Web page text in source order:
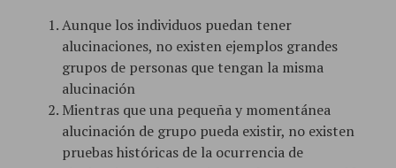
Aunque los individuos puedan tener
alucinaciones, no existen ejemplos grandes
grupos de personas que tengan la misma
alucinación
Mientras que una pequeña y momentánea
alucinación de grupo pueda existir, no existen
pruebas históricas de la ocurrencia de